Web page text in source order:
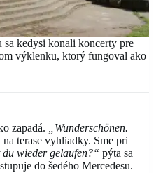
sa kedysi konali koncerty pre
výklenku, ktorý fungoval ako
zapadá.
„Wunderschönen.
na terase vyhliadky. Sme pri
du wieder gelaufen?“ pýta sa
do šedého Mercedesu.